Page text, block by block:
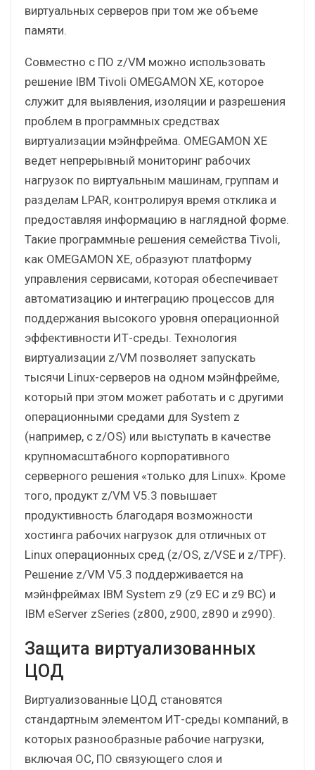
виртуальных серверов при том же объеме
памяти.
Совместно с ПО z/VM можно использовать
решение IBM Tivoli OMEGAMON XE, которое
служит для выявления, изоляции и разрешения
проблем в программных средствах
виртуализации мэйнфрейма. OMEGAMON XE
ведет непрерывный мониторинг рабочих
нагрузок по виртуальным машинам, группам и
разделам LPAR, контролируя время отклика и
предоставляя информацию в наглядной форме.
Такие программные решения семейства Tivoli,
как OMEGAMON XE, образуют платформу
управления сервисами, которая обеспечивает
автоматизацию и интеграцию процессов для
поддержания высокого уровня операционной
эффективности ИТ-среды. Технология
виртуализации z/VM позволяет запускать
тысячи Linux-серверов на одном мэйнфрейме,
который при этом может работать и с другими
операционными средами для System z
(например, с z/OS) или выступать в качестве
крупномасштабного корпоративного
серверного решения «только для Linux». Кроме
того, продукт z/VM V5.3 повышает
продуктивность благодаря возможности
хостинга рабочих нагрузок для отличных от
Linux операционных сред (z/OS, z/VSE и z/TPF).
Решение z/VM V5.3 поддерживается на
мэйнфреймах IBM System z9 (z9 EC и z9 BC) и
IBM eServer zSeries (z800, z900, z890 и z990).
Защита виртуализованных
ЦОД
Виртуализованные ЦОД становятся
стандартным элементом ИТ-среды компаний, в
которых разнообразные рабочие нагрузки,
включая ОС, ПО связующего слоя и